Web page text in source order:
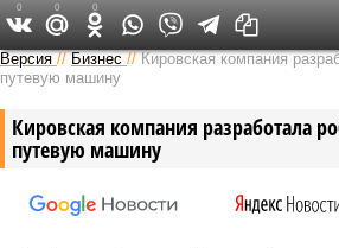
Версия в Кирове
Версия //Бизнес //Кировская компания
путевую машину
Кировская компания разработала
путевую машину
0 0 0